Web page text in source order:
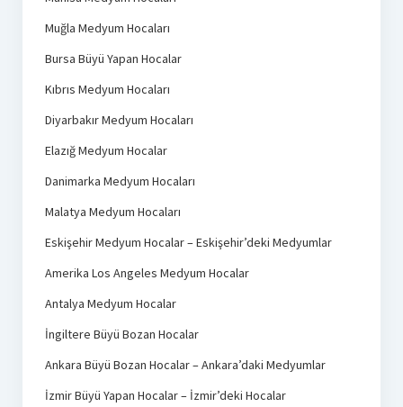
Muğla Medyum Hocaları
Bursa Büyü Yapan Hocalar
Kıbrıs Medyum Hocaları
Diyarbakır Medyum Hocaları
Elazığ Medyum Hocalar
Danimarka Medyum Hocaları
Malatya Medyum Hocaları
Eskişehir Medyum Hocalar – Eskişehir’deki Medyumlar
Amerika Los Angeles Medyum Hocalar
Antalya Medyum Hocalar
İngiltere Büyü Bozan Hocalar
Ankara Büyü Bozan Hocalar – Ankara’daki Medyumlar
İzmir Büyü Yapan Hocalar – İzmir’deki Hocalar